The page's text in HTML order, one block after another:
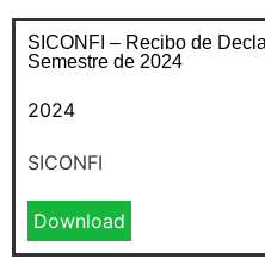
SICONFI – Recibo de
Semestre de 2024
2024
SICONFI
Download